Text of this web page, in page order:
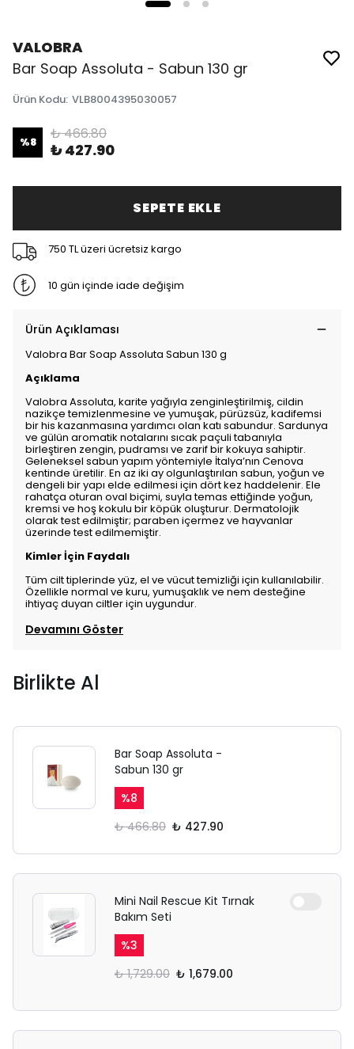
VALOBRA
Bar Soap Assoluta - Sabun 130 gr
Ürün Kodu: VLB8004395030057
%8 ₺ 466.80
₺ 427.90
SEPETE EKLE
750 TL üzeri ücretsiz kargo
10 gün içinde iade değişim
Ürün Açıklaması
Valobra Bar Soap Assoluta Sabun 130 g
Açıklama
Valobra Assoluta, karite yağıyla zenginleştirilmiş, cildin
nazikçe temizlenmesine ve yumuşak, pürüzsüz, kadifemsi
bir his kazanmasına yardımcı olan katı sabundur. Sardunya
ve gülün aromatik notalarını sıcak paçuli tabanıyla
birleştiren zengin, pudramsı ve zarif bir kokuya sahiptir.
Geleneksel sabun yapım yöntemiyle İtalya’nın Cenova
kentinde üretilir. En az iki ay olgunlaştırılan sabun, yoğun ve
dengeli bir yapı elde edilmesi için dört kez haddelenir. Ele
rahatça oturan oval biçimi, suyla temas ettiğinde yoğun,
kremsi ve hoş kokulu bir köpük oluşturur. Dermatolojik
olarak test edilmiştir; paraben içermez ve hayvanlar
üzerinde test edilmemiştir.
Kimler İçin Faydalı
Tüm cilt tiplerinde yüz, el ve vücut temizliği için kullanılabilir.
Özellikle normal ve kuru, yumuşaklık ve nem desteğine
ihtiyaç duyan ciltler için uygundur.
Devamını Göster
Birlikte Al
Bar Soap Assoluta -
Sabun 130 gr
%8
₺ 466.80 ₺ 427.90
Mini Nail Rescue Kit Tırnak
Bakım Seti
%3
₺ 1,729.00 ₺ 1,679.00